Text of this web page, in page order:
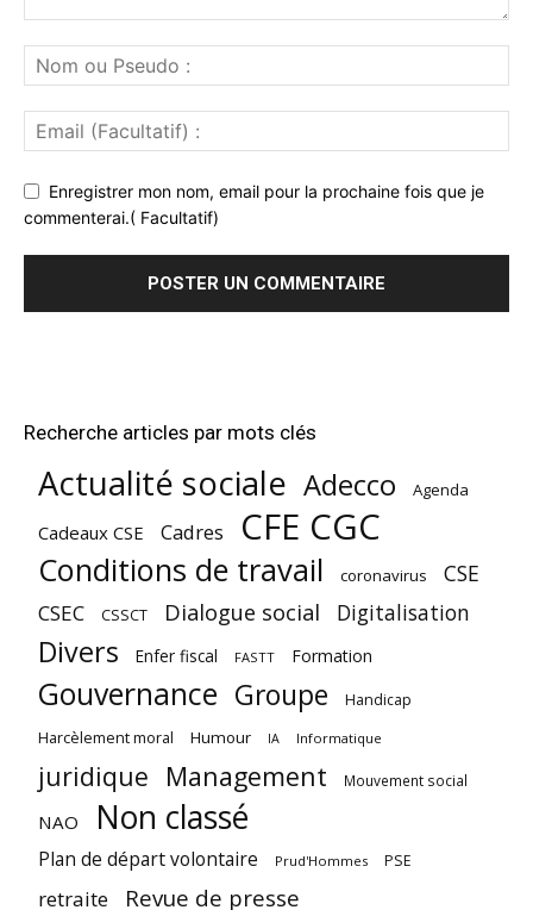
Enregistrer mon nom, email pour la prochaine fois que je
commenterai.( Facultatif)
Recherche articles par mots clés
Actualité sociale Adecco Agenda
Cadeaux CSE Cadres CFE CGC
Conditions de travail coronavirus CSE
CSEC CSSCT Dialogue social Digitalisation
Divers Enfer fiscal FASTT Formation
Gouvernance Groupe Handicap
Harcèlement moral Humour IA Informatique
juridique Management Mouvement social
NAO Non classé
Plan de départ volontaire Prud'Hommes PSE
retraite Revue de presse